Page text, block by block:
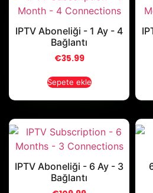
IPTV Aboneliği - 1 Ay - 4
Bağlantı
€35.99
Sepete ekle
IPTV Aboneliği - 6 Ay - 3
Bağlantı